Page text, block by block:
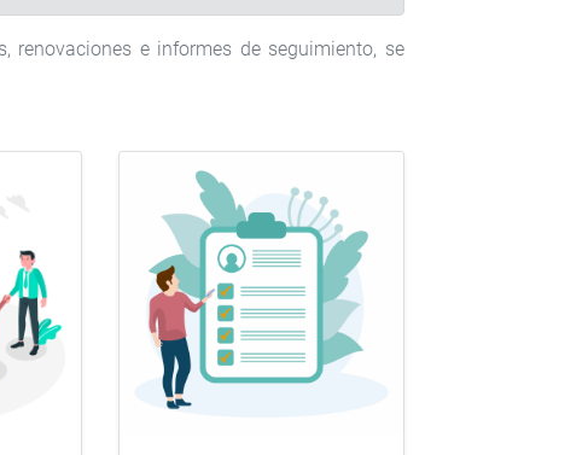
renovaciones e informes de seguimiento, se